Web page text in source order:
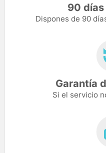
90
Dispones de 90
Garantía
Si el servicio